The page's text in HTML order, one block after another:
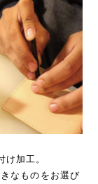
加工。
なものをお選び